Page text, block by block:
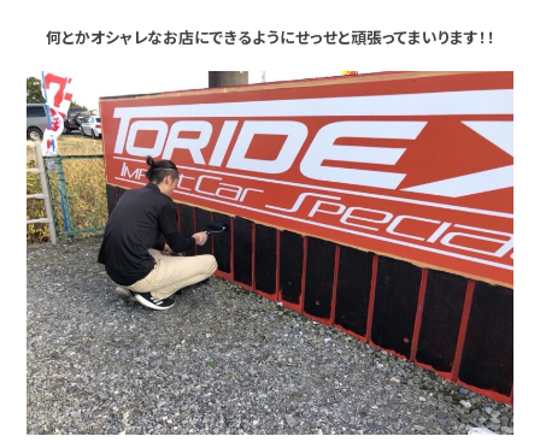
何とかオシャレなお店にできるようにせっせと頑張ってまいります！！